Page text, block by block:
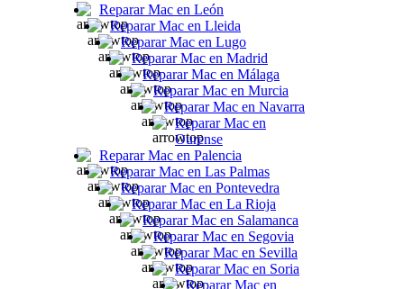
Reparar Mac en León
Reparar Mac en Lleida
Reparar Mac en Lugo
Reparar Mac en Madrid
Reparar Mac en Málaga
Reparar Mac en Murcia
Reparar Mac en Navarra
Reparar Mac en
Ourense
Reparar Mac en Palencia
Reparar Mac en Las Palmas
Reparar Mac en Pontevedra
Reparar Mac en La Rioja
Reparar Mac en Salamanca
Reparar Mac en Segovia
Reparar Mac en Sevilla
Reparar Mac en Soria
Reparar Mac en